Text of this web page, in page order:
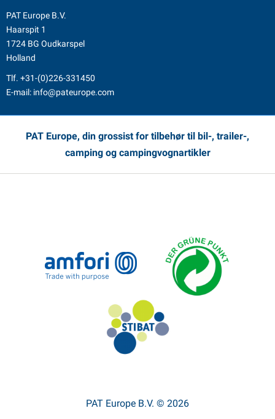
PAT Europe B.V.
Haarspit 1
1724 BG Oudkarspel
Holland
Tlf. +31-(0)226-331450
E-mail: info@pateurope.com
PAT Europe, din grossist for tilbehør til bil-, trailer-,
camping og campingvognartikler
PAT Europe B.V. © 2026